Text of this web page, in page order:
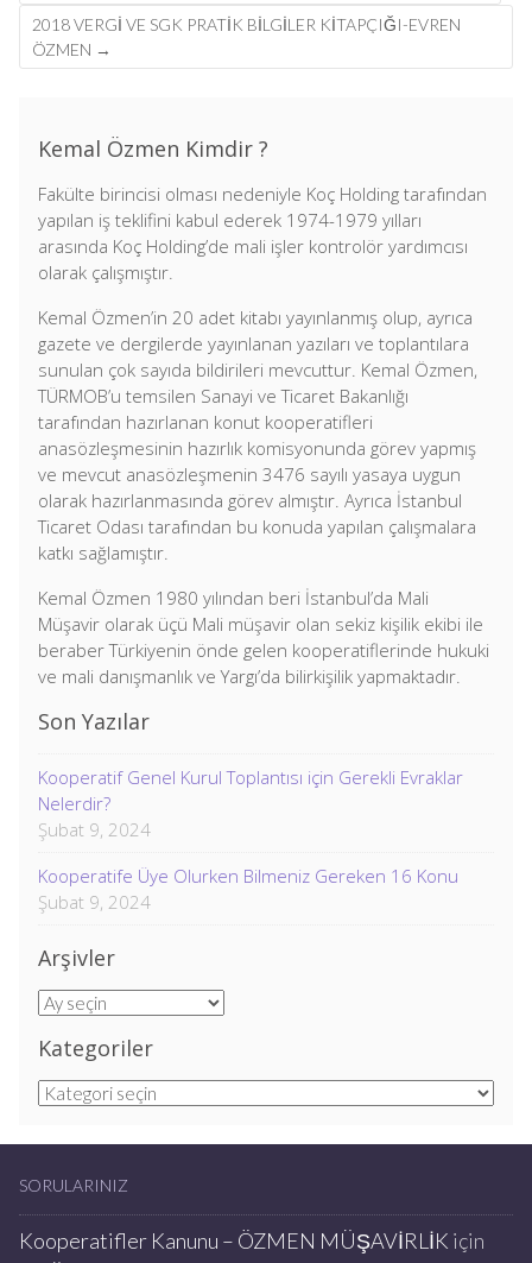
2018 VERGI VE SGK PRATIK BILGILER KITAPÇIĞI-EVREN
ÖZMEN →
Kemal Özmen Kimdir ?
Fakülte birincisi olması nedeniyle Koç Holding tarafından
yapılan iş teklifini kabul ederek 1974-1979 yılları
arasında Koç Holding’de mali işler kontrolör yardımcısı
olarak çalışmıştır.
Kemal Özmen’in 20 adet kitabı yayınlanmış olup, ayrıca
gazete ve dergilerde yayınlanan yazıları ve toplantılara
sunulan çok sayıda bildirileri mevcuttur. Kemal Özmen,
TÜRMOB’u temsilen Sanayi ve Ticaret Bakanlığı
tarafından hazırlanan konut kooperatifleri
anasözleşmesinin hazırlık komisyonunda görev yapmış
ve mevcut anasözleşmenin 3476 sayılı yasaya uygun
olarak hazırlanmasında görev almıştır. Ayrıca İstanbul
Ticaret Odası tarafından bu konuda yapılan çalışmalara
katkı sağlamıştır.
Kemal Özmen 1980 yılından beri İstanbul’da Mali
Müşavir olarak üçü Mali müşavir olan sekiz kişilik ekibi ile
beraber Türkiyenin önde gelen kooperatiflerinde hukuki
ve mali danışmanlık ve Yargı’da bilirkişilik yapmaktadır.
Son Yazılar
Kooperatif Genel Kurul Toplantısı için Gerekli Evraklar
Nelerdir?
Şubat 9, 2024
Kooperatife Üye Olurken Bilmeniz Gereken 16 Konu
Şubat 9, 2024
Arşivler
Arşivler
Kategoriler
Kategoriler
SORULARINIZ
Kooperatifler Kanunu – ÖZMEN MÜŞAVİRLİK için